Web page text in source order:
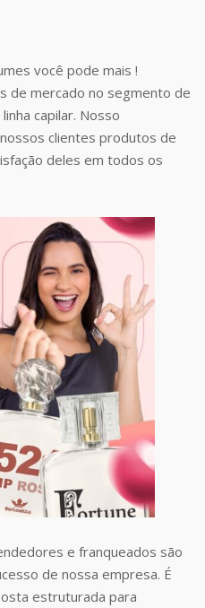
você pode mais !
de mercado no segmento de
capilar. Nosso
clientes produtos de
deles em todos os
e franqueados são
de nossa empresa. É
estruturada para